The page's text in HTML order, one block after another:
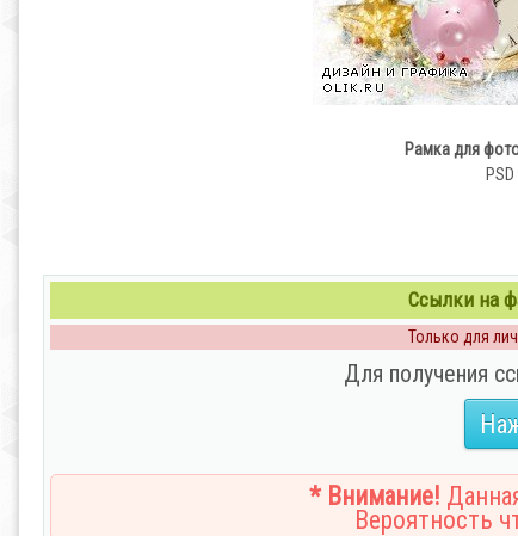
Рамка для
Ссылки на
Только для
Для получения
* Внимание!
Вероятность